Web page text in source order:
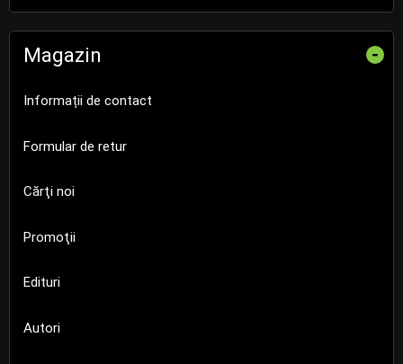
Magazin -
Informații de contact
Formular de retur
Cărţi noi
Promoţii
Edituri
Autori